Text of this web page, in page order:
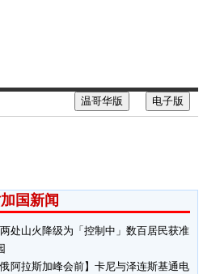
电子版
温哥华版
国新闻
处山火降级为「控制中」数百居民获准
俄阿拉斯加峰会前】卡尼与泽连斯基通电